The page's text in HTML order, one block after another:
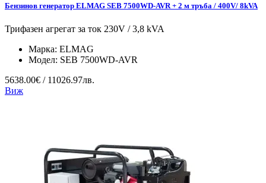
Бензинов генератор ELMAG SEB 7500WD-AVR + 2 м тръба / 400V/ 8kVA
Трифазен агрегат за ток 230V / 3,8 kVA
Марка: ELMAG
Модел: SEB 7500WD-AVR
5638.00€ / 11026.97лв.
Виж